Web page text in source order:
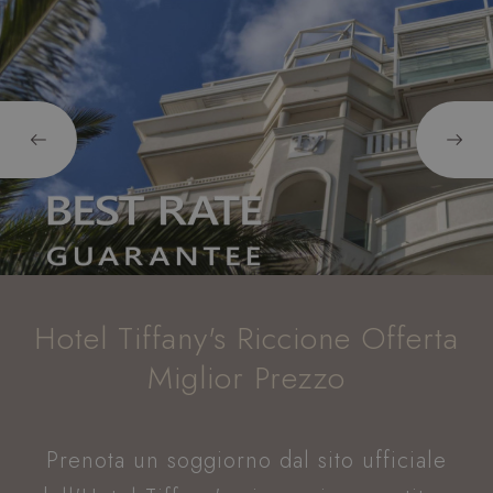
Hotel Tiffany's Riccione Offerta
Miglior Prezzo
Prenota un soggiorno dal sito ufficiale
VISITOR_PRIVACY_METADATA
YouTube
.youtube.com
XSRF-TOKEN www.hoteltiffanysriccione.com